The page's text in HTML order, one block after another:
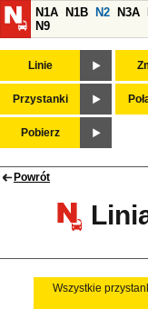
N1A
N1B N2 N3A
N9
Linie
Przystanki
Pobierz
Powrót
Wszystkie